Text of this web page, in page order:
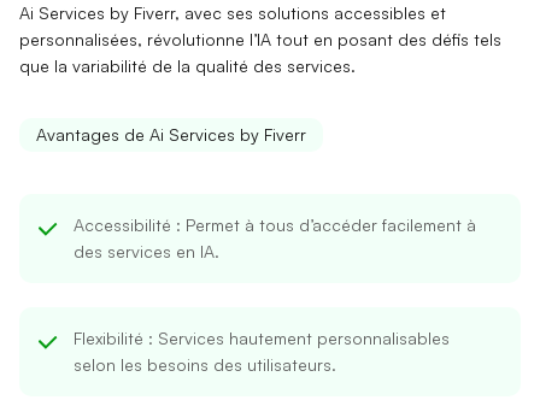
Ai Services by Fiverr, avec ses solutions accessibles et
personnalisées, révolutionne l’IA tout en posant des défis tels
que la variabilité de la qualité des services.
Avantages de Ai Services by Fiverr
Accessibilité : Permet à tous d’accéder facilement à
des services en IA.
Flexibilité : Services hautement personnalisables
selon les besoins des utilisateurs.